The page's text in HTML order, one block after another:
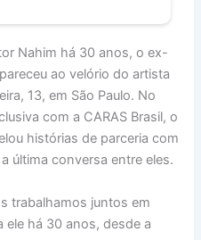
Nahim há 30 anos, o ex-
ao velório do artista
13, em São Paulo. No
com a CARAS Brasil, o
histórias de parceria com
última conversa entre eles.
trabalhamos juntos em
ele há 30 anos, desde a